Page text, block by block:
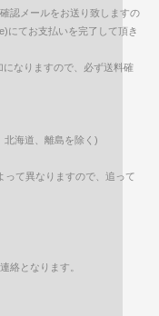
認メールをお送り致しますの
にてお支払いを完了して頂き
なりますので、必ず送料確
北海道、離島を除く)
て異なりますので、追って
絡となります。